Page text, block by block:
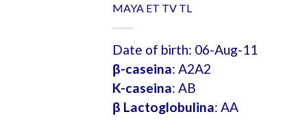
MAYA ET TV TL
Date of birth: 06-Aug-11
β-caseina: A2A2
K-caseina: AB
β Lactoglobulina: AA